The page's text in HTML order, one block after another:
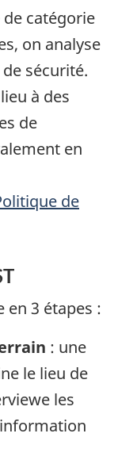
catégorie
on analyse
sécurité.
à des
de
en
de
en 3 étapes :
: une
le lieu de
les